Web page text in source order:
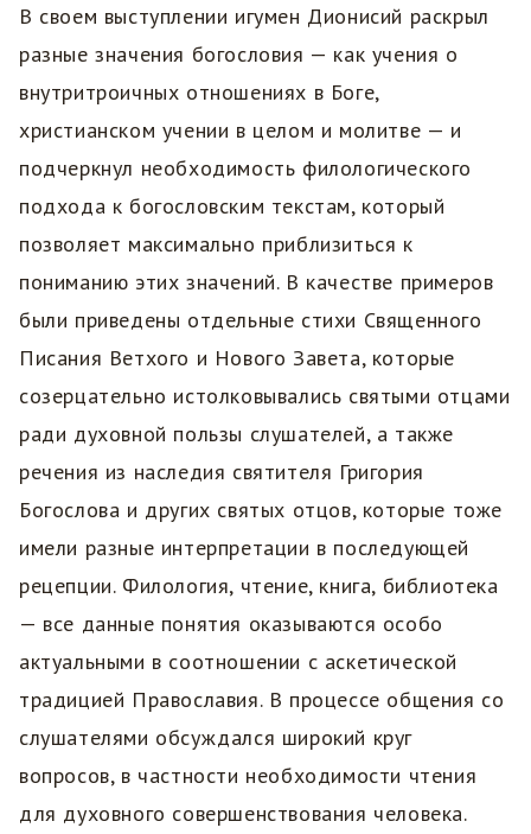
В своем выступлении игумен Дионисий раскрыл
разные значения богословия — как учения о
внутритроичных отношениях в Боге,
христианском учении в целом и молитве — и
подчеркнул необходимость филологического
подхода к богословским текстам, который
позволяет максимально приблизиться к
пониманию этих значений. В качестве примеров
были приведены отдельные стихи Священного
Писания Ветхого и Нового Завета, которые
созерцательно истолковывались святыми отцами
ради духовной пользы слушателей, а также
речения из наследия святителя Григория
Богослова и других святых отцов, которые тоже
имели разные интерпретации в последующей
рецепции. Филология, чтение, книга, библиотека
— все данные понятия оказываются особо
актуальными в соотношении с аскетической
традицией Православия. В процессе общения со
слушателями обсуждался широкий круг
вопросов, в частности необходимости чтения
для духовного совершенствования человека.